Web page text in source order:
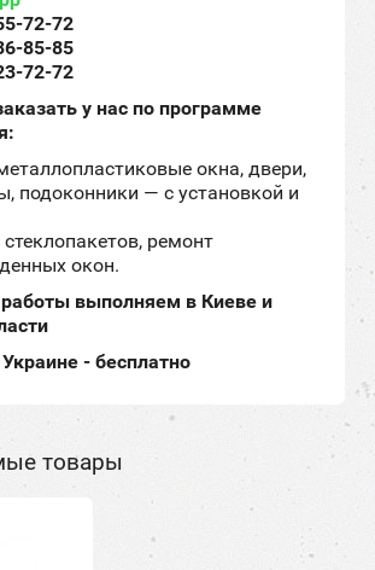
72-72
85-85
72-72
у нас по программе
окна, двери,
подоконники — с установкой и
ремонт
окон.
выполняем в Киеве и
- бесплатно
товары